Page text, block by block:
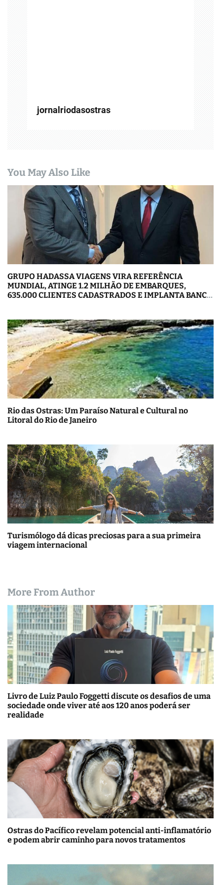
jornalriodasostras
You May Also Like
GRUPO HADASSA VIAGENS VIRA REFERÊNCIA
MUNDIAL, ATINGE 1.2 MILHÃO DE EMBARQUES,
635.000 CLIENTES CADASTRADOS E IMPLANTA BANCO
Rio das Ostras: Um Paraíso Natural e Cultural no
Litoral do Rio de Janeiro
Turismólogo dá dicas preciosas para a sua primeira
viagem internacional
More From Author
Livro de Luiz Paulo Foggetti discute os desafios de uma
sociedade onde viver até aos 120 anos poderá ser
realidade
Ostras do Pacífico revelam potencial anti-inflamatório
e podem abrir caminho para novos tratamentos